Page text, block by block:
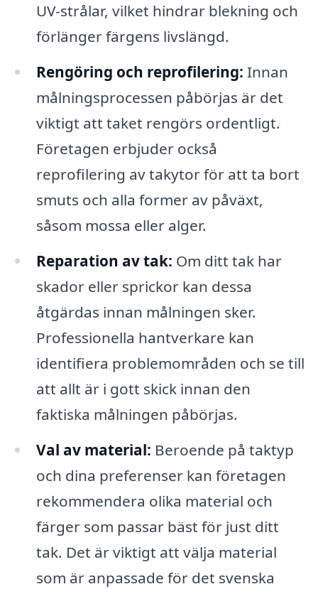
UV-strålar, vilket hindrar blekning och
förlänger färgens livslängd.
Rengöring och reprofilering: Innan
målningsprocessen påbörjas är det
viktigt att taket rengörs ordentligt.
Företagen erbjuder också
reprofilering av takytor för att ta bort
smuts och alla former av påväxt,
såsom mossa eller alger.
Reparation av tak: Om ditt tak har
skador eller sprickor kan dessa
åtgärdas innan målningen sker.
Professionella hantverkare kan
identifiera problemområden och se till
att allt är i gott skick innan den
faktiska målningen påbörjas.
Val av material: Beroende på taktyp
och dina preferenser kan företagen
rekommendera olika material och
färger som passar bäst för just ditt
tak. Det är viktigt att välja material
som är anpassade för det svenska